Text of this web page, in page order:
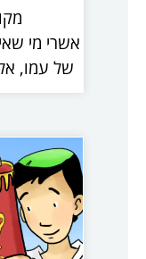
אשרי מי
של עמו,